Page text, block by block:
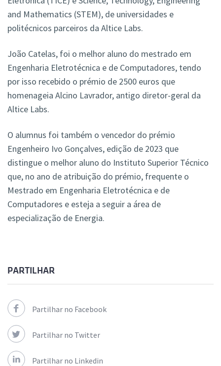
and Mathematics (STEM), de universidades e
politécnicos parceiros da Altice Labs.
João Catelas, foi o melhor aluno do mestrado em
Engenharia Eletrotécnica e de Computadores, tendo
por isso recebido o prémio de 2500 euros que
homenageia Alcino Lavrador, antigo diretor-geral da
Altice Labs.
O alumnus foi também o vencedor do prémio
Engenheiro Ivo Gonçalves, edição de 2023 que
distingue o melhor aluno do Instituto Superior Técnico
que, no ano de atribuição do prémio, frequente o
Mestrado em Engenharia Eletrotécnica e de
Computadores e esteja a seguir a área de
especialização de Energia.
PARTILHAR
Partilhar no Facebook
Partilhar no Twitter
Partilhar no Linkedin